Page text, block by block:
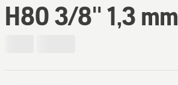
H80 3/8'' 1,3 mm